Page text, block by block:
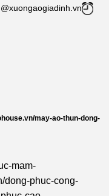
may-ao-thun-dong-
mam-
dong-phuc-cong-